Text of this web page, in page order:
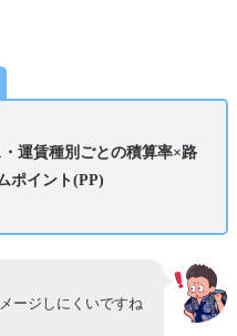
運賃種別ごとの積算率×路
ポイント(PP)
ージしにくいですね